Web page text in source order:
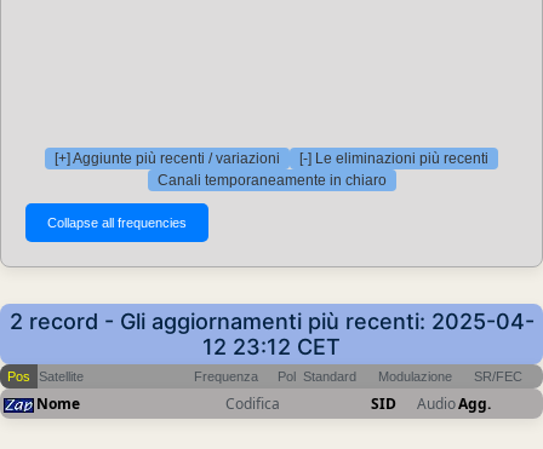
[+] Aggiunte più recenti / variazioni
[-] Le eliminazioni più recenti
Canali temporaneamente in chiaro
2 record - Gli aggiornamenti più recenti: 2025-04-
12 23:12 CET
Pos Satellite Frequenza Pol Standard Modulazione SR/FEC
Nome Codifica SID AudioAgg.